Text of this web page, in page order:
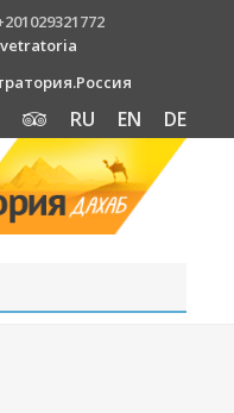
RU EN DE